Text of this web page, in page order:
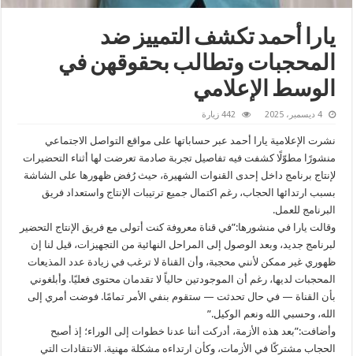
يارا أحمد تكشف التمييز ضد
المحجبات وتطالب بحقوقهن في
الوسط الإعلامي
4 ديسمبر، 2025 442 زيارة
نشرت الإعلامية يارا أحمد عبر حساباتها على مواقع التواصل الاجتماعي
منشورًا مطوّلًا كشفت فيه تفاصيل تجربة صادمة تعرضت لها أثناء التحضيرات
لإنتاج برنامج داخل إحدى القنوات الشهيرة، حيث رُفض ظهورها على الشاشة
بسبب ارتدائها الحجاب، رغم اكتمال جميع ترتيبات الإنتاج واستعداد فريق
البرنامج للعمل.
وقالت يارا في منشورها:”في قناة معروفة كنت أتولى مع فريق الإنتاج التحضير
لبرنامج جديد، وبعد الوصول إلى المراحل النهائية من التجهيزات، قيل لنا إن
ظهوري غير ممكن لأنني محجبة، وأن القناة لا ترغب في زيادة عدد المذيعات
المحجبات لديها، رغم أن الموجودتين حالياً لا تقدمان محتوى فعليًا. وأبلغوني
بأن القناة — في حال تحدثت — ستقوم بنفي الأمر تمامًا. فوضت أمري إلى
الله، وحسبي الله ونعم الوكيل.”
وأضافت:”بعد هذه الأزمة، أدركت أننا عدنا خطوات إلى الوراء؛ إذ أصبح
الحجاب مشتركًا في الأزمات، وكأن ارتداءه مشكلة مهنية. الانتقادات التي